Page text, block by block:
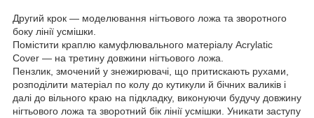
Другий крок — моделювання нігтьового ложа та зворотного
боку лінії усмішки.
Помістити краплю камуфлювального матеріалу Acrylatic
Cover — на третину довжини нігтьового ложа.
Пензлик, змочений у знежирювачі, що притискають рухами,
розподілити матеріал по колу до кутикули й бічних валиків і
далі до вільного краю на підкладку, виконуючи будучу довжину
нігтьового ложа та зворотний бік лінії усмішки. Уникати заступу